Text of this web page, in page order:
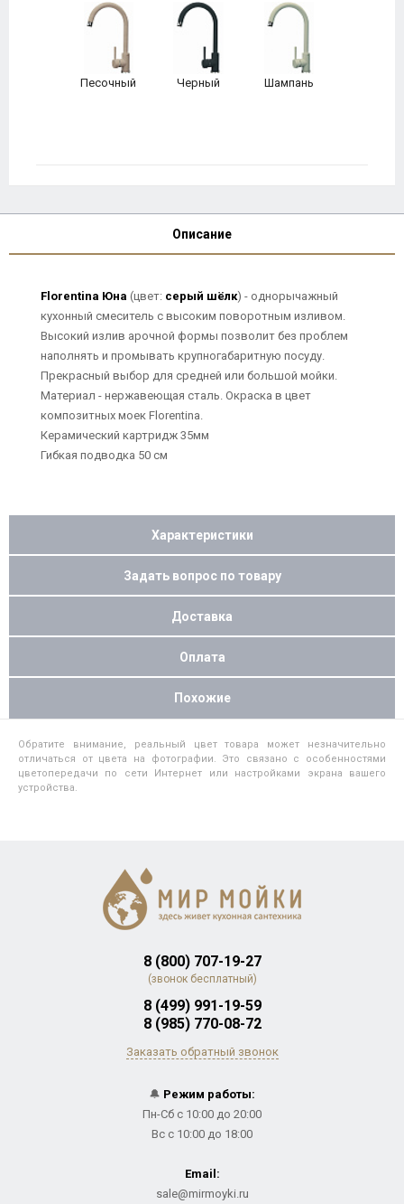
Песочный Черный Шампань
Описание
Florentina Юна (цвет: серый шёлк) - однорычажный
кухонный смеситель с высоким поворотным изливом.
Высокий излив арочной формы позволит без проблем
наполнять и промывать крупногабаритную посуду.
Прекрасный выбор для средней или большой мойки.
Материал - нержавеющая сталь. Окраска в цвет
композитных моек Florentina.
Керамический картридж 35мм
Гибкая подводка 50 см
Характеристики
Задать вопрос по товару
Доставка
Оплата
Похожие
Обратите внимание, реальный цвет товара может незначительно
отличаться от цвета на фотографии. Это связано с особенностями
цветопередачи по сети Интернет или настройками экрана вашего
устройства.
8 (800) 707-19-27
(звонок бесплатный)
8 (499) 991-19-59
8 (985) 770-08-72
Заказать обратный звонок
🔔 Режим работы:
Пн-Сб с 10:00 до 20:00
Вс с 10:00 до 18:00
Email:
sale@mirmoyki.ru